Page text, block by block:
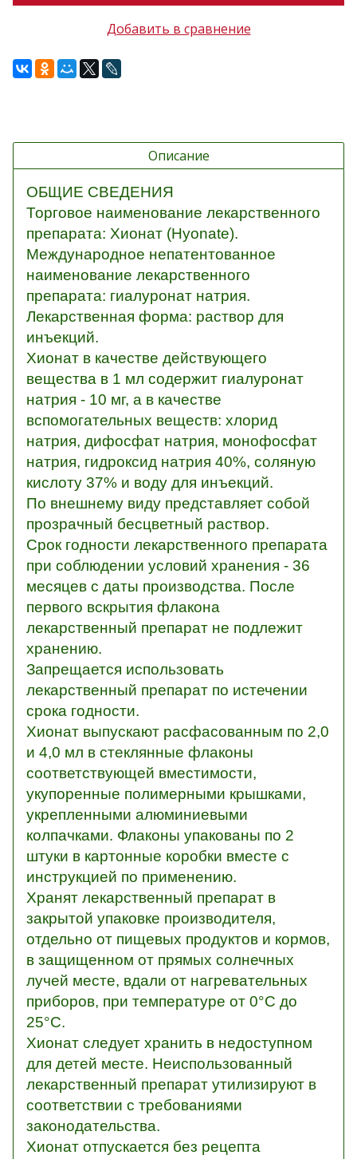
Добавить в сравнение
Описание
ОБЩИЕ СВЕДЕНИЯ
Торговое наименование лекарственного
препарата: Хионат (Hyonate).
Международное непатентованное
наименование лекарственного
препарата: гиалуронат натрия.
Лекарственная форма: раствор для
инъекций.
Хионат в качестве действующего
вещества в 1 мл содержит гиалуронат
натрия - 10 мг, а в качестве
вспомогательных веществ: хлорид
натрия, дифосфат натрия, монофосфат
натрия, гидроксид натрия 40%, соляную
кислоту 37% и воду для инъекций.
По внешнему виду представляет собой
прозрачный бесцветный раствор.
Срок годности лекарственного препарата
при соблюдении условий хранения - 36
месяцев с даты производства. После
первого вскрытия флакона
лекарственный препарат не подлежит
хранению.
Запрещается использовать
лекарственный препарат по истечении
срока годности.
Хионат выпускают расфасованным по 2,0
и 4,0 мл в стеклянные флаконы
соответствующей вместимости,
укупоренные полимерными крышками,
укрепленными алюминиевыми
колпачками. Флаконы упакованы по 2
штуки в картонные коробки вместе с
инструкцией по применению.
Хранят лекарственный препарат в
закрытой упаковке производителя,
отдельно от пищевых продуктов и кормов,
в защищенном от прямых солнечных
лучей месте, вдали от нагревательных
приборов, при температуре от 0°С до
25°С.
Хионат следует хранить в недоступном
для детей месте. Неиспользованный
лекарственный препарат утилизируют в
соответствии с требованиями
законодательства.
Хионат отпускается без рецепта